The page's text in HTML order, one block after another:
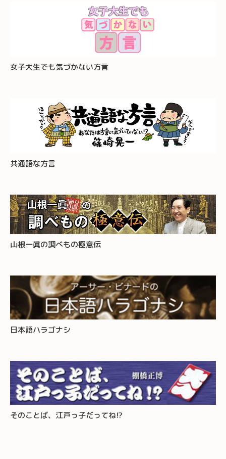
女子大生でも気づかない方言
共通語な方言
山根一眞の調べもの極意伝
日本語ハラゴナシ
そのことば、江戸っ子だってね!?